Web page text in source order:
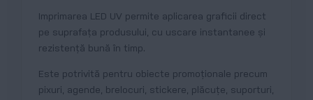
Imprimarea LED UV permite aplicarea graficii direct
pe suprafața produsului, cu uscare instantanee și
rezistență bună în timp.
Este potrivită pentru obiecte promoționale precum
pixuri, agende, brelocuri, stickere, plăcuțe, suporturi,